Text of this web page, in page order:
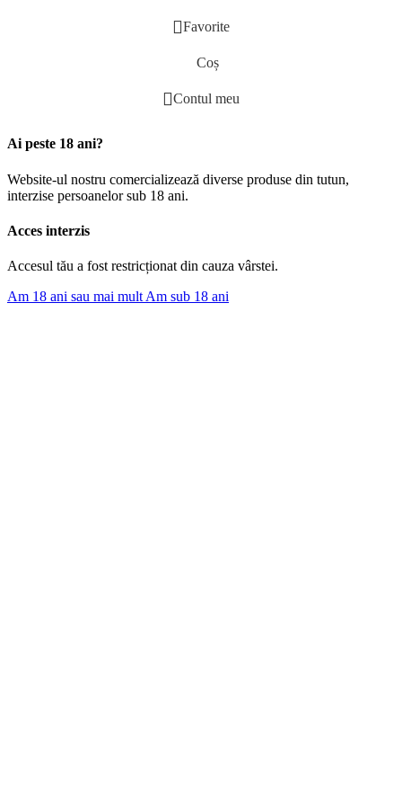
Favorite
Coș
Contul meu
Ai peste 18 ani?
Website-ul nostru comercializează diverse produse din tutun,
interzise persoanelor sub 18 ani.
Acces interzis
Accesul tău a fost restricționat din cauza vârstei.
Am 18 ani sau mai mult Am sub 18 ani